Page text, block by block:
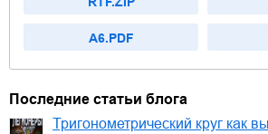
A6.PDF
Последние статьи блога
Тригонометрический круг как